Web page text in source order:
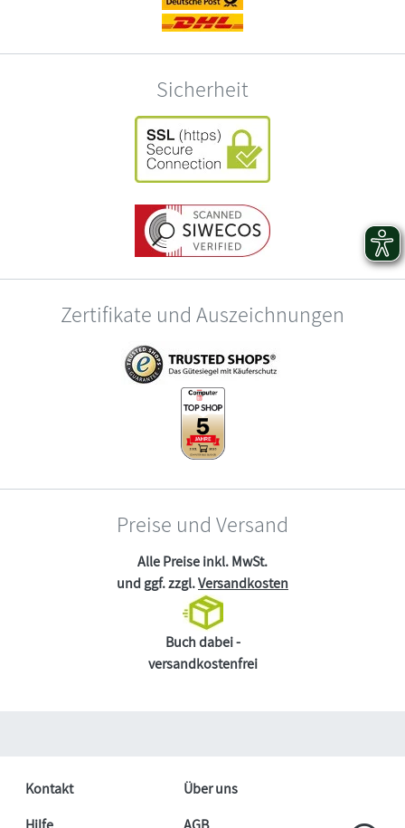
Sicherheit
Zertifikate und Auszeichnungen
Preise und Versand
Alle Preise inkl. MwSt.
und ggf. zzgl.Versandkosten
Buch dabei -
versandkostenfrei
Kontakt
Über uns